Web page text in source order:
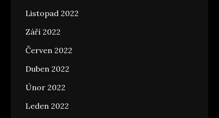
Listopad 2022
Září 2022
Červen 2022
Duben 2022
Únor 2022
Leden 2022